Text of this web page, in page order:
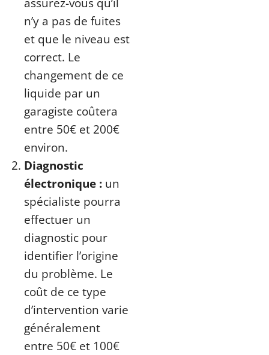
n’y a pas de fuites
et que le niveau est
correct. Le
changement de ce
liquide par un
garagiste coûtera
entre 50€ et 200€
environ.
Diagnostic
électronique : un
spécialiste pourra
effectuer un
diagnostic pour
identifier l’origine
du problème. Le
coût de ce type
d’intervention varie
généralement
entre 50€ et 100€